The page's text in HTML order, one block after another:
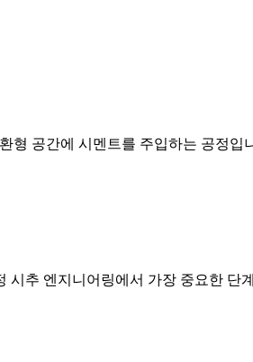
공간에 시멘트를 주입하는 공정입
추 엔지니어링에서 가장 중요한 단